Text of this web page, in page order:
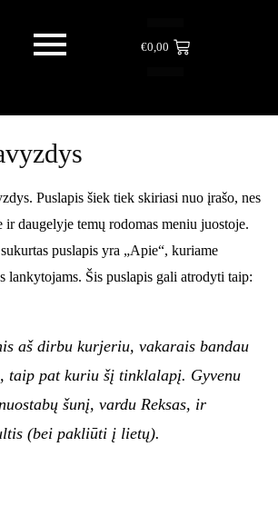
€0,00
Puslapis šiek tiek skiriasi nuo įrašo, nes
daugelyje temų rodomas meniu juostoje.
puslapis yra „Apie“, kuriame
lankytojams. Šis puslapis gali atrodyti taip:
aš dirbu kurjeriu, vakarais bandau
taip pat kuriu šį tinklalapį. Gyvenu
šunį, vardu Reksas, ir
(bei pakliūti į lietų).